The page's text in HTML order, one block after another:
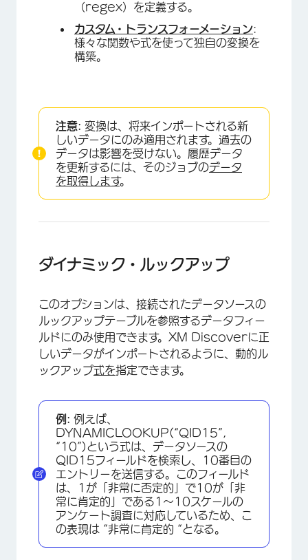
（regex）を定義する。
カスタム・トランスフォーメーション:
様々な関数や式を使って独自の変換を
構築。
注意: 変換は、将来インポートされる新
しいデータにのみ適用されます。過去の
データは影響を受けない。履歴データ
を更新するには、そのジョブのデータ
を取得します。
ダイナミック・ルックアップ
このオプションは、接続されたデータソースの
ルックアップテーブルを参照するデータフィー
ルドにのみ使用できます。XM Discoverに正
しいデータがインポートされるように、動的ル
ックアップ式を指定できます。
例: 例えば、
DYNAMICLOOKUP(“QID15”,
“10”)という式は、データソースの
QID15フィールドを検索し、10番目の
エントリーを送信する。このフィールド
は、1が「非常に否定的」で10が「非
常に肯定的」である1～10スケールの
アンケート調査に対応しているため、こ
の表現は “非常に肯定的 “となる。